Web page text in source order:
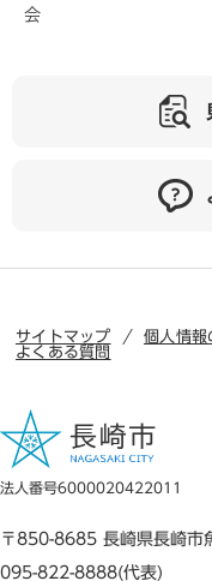
会
サイトマップ 個人情報
よくある質問
法人番号6000020422011
〒850-8685 長崎県長崎市
095-822-8888(代表)